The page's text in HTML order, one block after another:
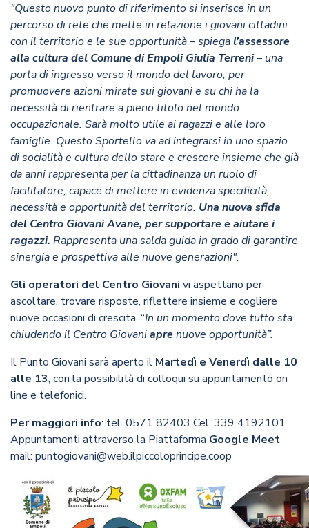
"Questo nuovo punto di riferimento si inserisce in un
percorso di rete che mette in relazione i giovani cittadini
con il territorio e le sue opportunità – spiegal’assessore
alla cultura del Comune di Empoli Giulia Terreni– una
porta di ingresso verso il mondo del lavoro, per
promuovere azioni mirate sui giovani e su chi ha la
necessità di rientrare a pieno titolo nel mondo
occupazionale. Sarà molto utile ai ragazzi e alle loro
famiglie. Questo Sportello va ad integrarsi in uno spazio
di socialità e cultura dello stare e crescere insieme che già
da anni rappresenta per la cittadinanza un ruolo di
facilitatore, capace di mettere in evidenza specificità,
necessità e opportunità del territorio. Una nuova sfida
del Centro Giovani Avane, per supportare e aiutare i
ragazzi. Rappresenta una salda guida in grado di garantire
sinergia e prospettiva alle nuove generazioni".
Gli operatori del Centro Giovani vi aspettano per
ascoltare, trovare risposte, riflettere insieme e cogliere
nuove occasioni di crescita, “In un momento dove tutto sta
chiudendo il Centro Giovaniaprenuove opportunità”.
Il Punto Giovani sarà aperto il Martedì e Venerdì dalle 10
alle 13, con la possibilità di colloqui su appuntamento on
line e telefonici.
Per maggiori info: tel. 0571 82403 Cel. 339 4192101 .
Appuntamenti attraverso la Piattaforma Google Meet
mail: puntogiovani@web.ilpiccoloprincipe.coop